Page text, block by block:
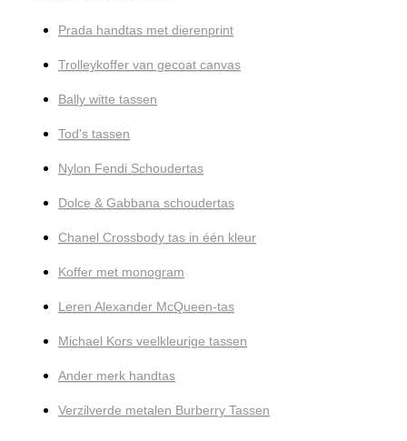
Prada handtas met dierenprint
Trolleykoffer van gecoat canvas
Bally witte tassen
Tod's tassen
Nylon Fendi Schoudertas
Dolce & Gabbana schoudertas
Chanel Crossbody tas in één kleur
Koffer met monogram
Leren Alexander McQueen-tas
Michael Kors veelkleurige tassen
Ander merk handtas
Verzilverde metalen Burberry Tassen